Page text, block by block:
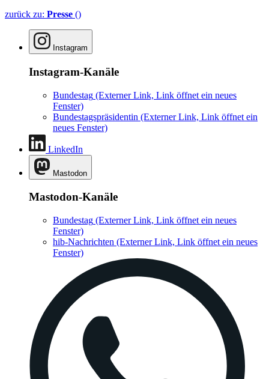
zurück zu: Presse ()
Instagram
Instagram-Kanäle
Bundestag (Externer Link, Link öffnet ein neues
Fenster)
Bundestagspräsidentin (Externer Link, Link öffnet ein
neues Fenster)
LinkedIn
Mastodon
Mastodon-Kanäle
Bundestag (Externer Link, Link öffnet ein neues
Fenster)
hib-Nachrichten (Externer Link, Link öffnet ein neues
Fenster)